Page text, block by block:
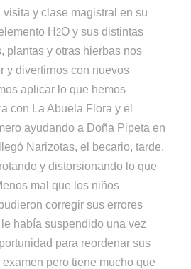
y clase magistral en su
H 2O y sus distintas
plantas y otras hierbas nos
y divertirnos con nuevos
aplicar lo que hemos
con La Abuela Flora y el
ayudando a Doña Pipeta en
Narizotas, el becario, tarde,
y distorsionando lo que
mal que los niños
corregir sus errores
había suspendido una vez
para reordenar sus
pero tiene mucho que